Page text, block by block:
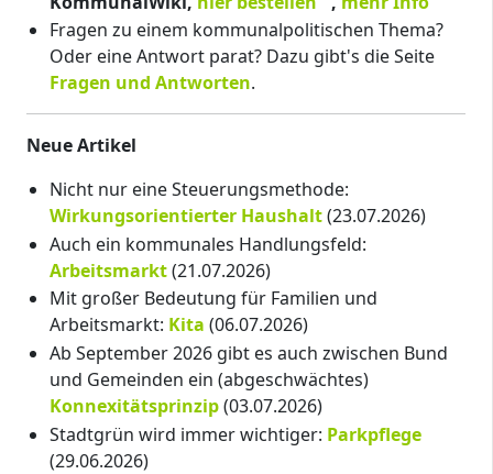
Fragen zu einem kommunalpolitischen Thema?
Oder eine Antwort parat? Dazu gibt's die Seite
Fragen und Antworten.
Neue Artikel
Nicht nur eine Steuerungsmethode:
Wirkungsorientierter Haushalt(23.07.2026)
Auch ein kommunales Handlungsfeld:
Arbeitsmarkt(21.07.2026)
Mit großer Bedeutung für Familien und
Arbeitsmarkt: Kita (06.07.2026)
Ab September 2026 gibt es auch zwischen Bund
und Gemeinden ein (abgeschwächtes)
Konnexitätsprinzip(03.07.2026)
Stadtgrün wird immer wichtiger: Parkpflege
(29.06.2026)